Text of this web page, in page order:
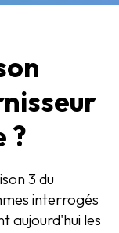
?
3 du
interrogés
aujourd'hui les